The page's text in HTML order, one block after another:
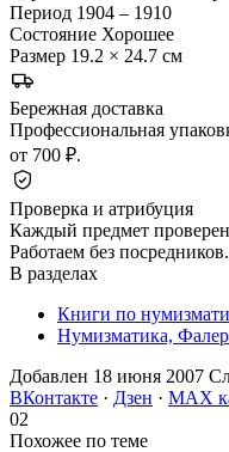
Период 1904 – 1910
Состояние Хорошее
Размер 19.2 × 24.7 см
Бережная доставка
Профессиональная
от 700 ₽.
Проверка и атрибуция
Каждый предмет
Работаем без посредников.
В разделах
Книги по
Нумизматика,
Добавлен 18 июня 2007
ВКонтакте · Дзен · MAX
02
Похожее по теме